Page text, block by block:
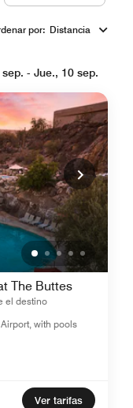
por: Distancia
- Jue., 10 sep.
The Buttes
el destino
with pools
Ver tarifas